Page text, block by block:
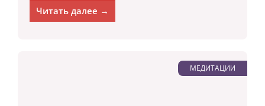
Читать далее →
МЕДИТАЦИИ